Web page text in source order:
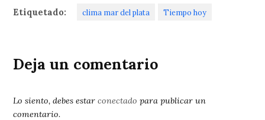
Etiquetado: clima mar del plata Tiempo hoy
Deja un comentario
Lo siento, debes estarconectado para publicar un
comentario.